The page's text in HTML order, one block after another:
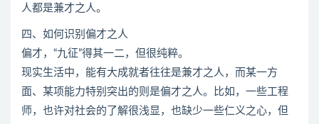
人都是兼才之人。
四、如何识别偏才之人
偏才，“九征”得其一二，但很纯粹。
现实生活中，能有大成就者往往是兼才之人，而某一方
面、某项能力特别突出的则是偏才之人。比如，一些工程
师，也许对社会的了解很浅显，也缺少一些仁义之心，但